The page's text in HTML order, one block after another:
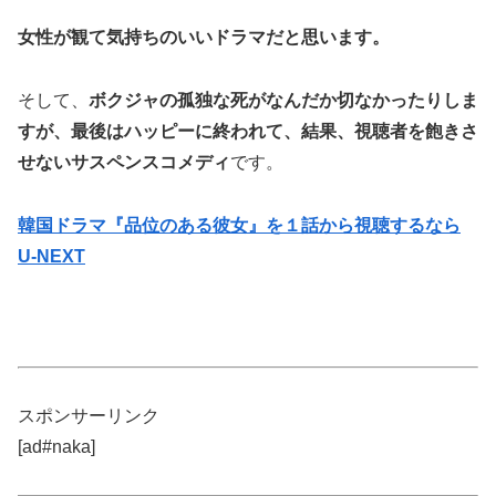
女性が観て気持ちのいいドラマだと思います。
そして、 ボクジャの孤独な死がなんだか切なかったりしま
すが、最後はハッピーに終われて、結果、視聴者を飽きさ
せないサスペンスコメディです。
韓国ドラマ『品位のある彼女』を１話から視聴するなら
U-NEXT
スポンサーリンク
[ad#naka]